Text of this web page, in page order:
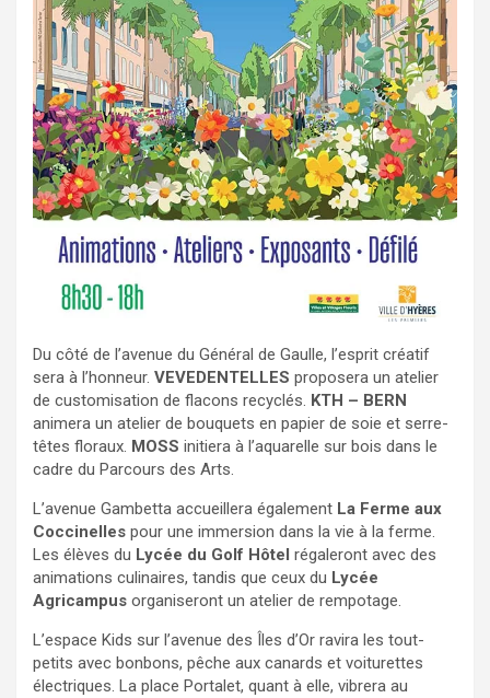
Du côté de l’avenue du Général de Gaulle, l’esprit créatif
sera à l’honneur. VEVEDENTELLES proposera un atelier
de customisation de flacons recyclés. KTH – BERN
animera un atelier de bouquets en papier de soie et serre-
têtes floraux. MOSS initiera à l’aquarelle sur bois dans le
cadre du Parcours des Arts.
L’avenue Gambetta accueillera également La Ferme aux
Coccinelles pour une immersion dans la vie à la ferme.
Les élèves du Lycée du Golf Hôtel régaleront avec des
animations culinaires, tandis que ceux du Lycée
Agricampus organiseront un atelier de rempotage.
L’espace Kids sur l’avenue des Îles d’Or ravira les tout-
petits avec bonbons, pêche aux canards et voiturettes
électriques. La place Portalet, quant à elle, vibrera au